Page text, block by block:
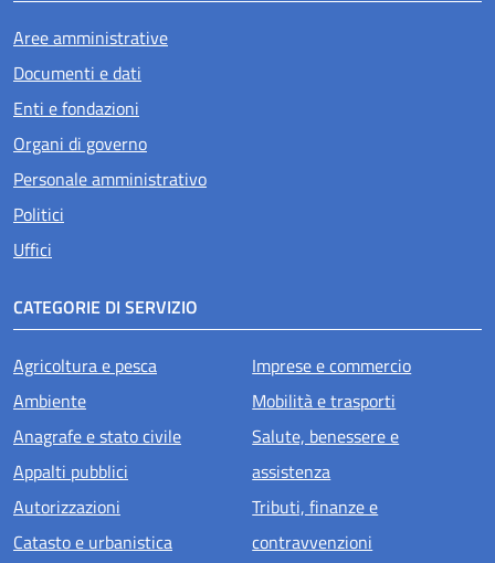
Aree amministrative
Documenti e dati
Enti e fondazioni
Organi di governo
Personale amministrativo
Politici
Uffici
CATEGORIE DI SERVIZIO
Agricoltura e pesca
Ambiente
Anagrafe e stato civile
Appalti pubblici
Autorizzazioni
Catasto e urbanistica
Imprese e commercio
Mobilità e trasporti
Salute, benessere e
assistenza
Tributi, finanze e
contravvenzioni